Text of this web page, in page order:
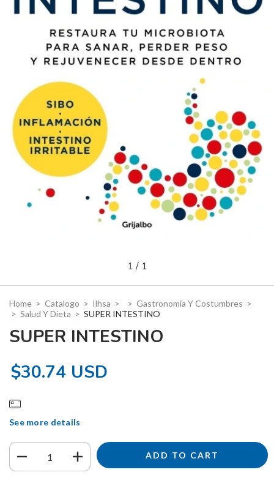
1 / 1
Home > Catalogo > Ilhsa > > Gastronomia Y Costumbres >
> Salud Y Dieta > SUPER INTESTINO
SUPER INTESTINO
$30.74 USD
See more details